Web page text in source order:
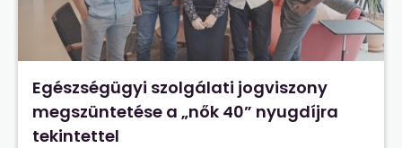
Egészségügyi szolgálati jogviszony
megszüntetése a „nők 40” nyugdíjra
tekintettel